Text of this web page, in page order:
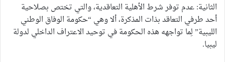
الثانية: عدم توفر شرط الأهلية التعاقدية، والتي تختص بصلاحية
أحد طرفي التعاقد بذات المذكرة، ألا وهي “حكومة الوفاق الوطني
الليبية” لِما تواجهه هذه الحكومة في توحيد الاعتراف الداخلي لدولة
ليبيا.